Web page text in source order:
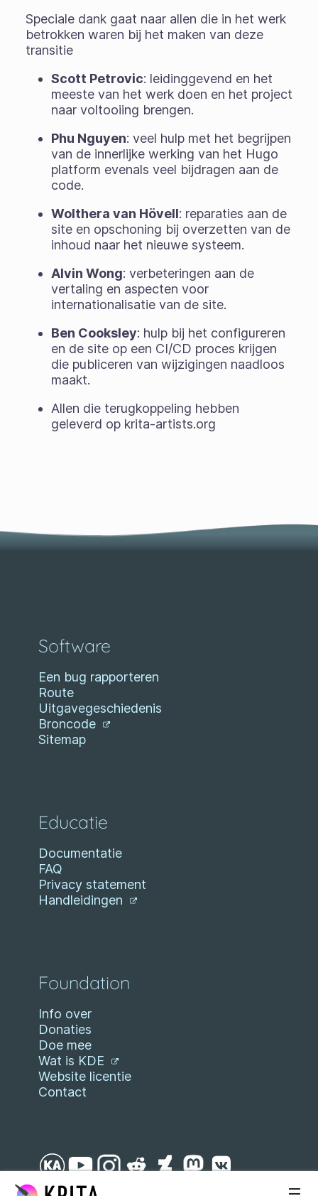
Speciale dank gaat naar allen die in het werk
betrokken waren bij het maken van deze
transitie
Scott Petrovic: leidinggevend en het
meeste van het werk doen en het project
naar voltooiing brengen.
Phu Nguyen: veel hulp met het begrijpen
van de innerlijke werking van het Hugo
platform evenals veel bijdragen aan de
code.
Wolthera van Hövell: reparaties aan de
site en opschoning bij overzetten van de
inhoud naar het nieuwe systeem.
Alvin Wong: verbeteringen aan de
vertaling en aspecten voor
internationalisatie van de site.
Ben Cooksley: hulp bij het configureren
en de site op een CI/CD proces krijgen
die publiceren van wijzigingen naadloos
maakt.
Allen die terugkoppeling hebben
geleverd op krita-artists.org
Software
Een bug rapporteren
Route
Uitgavegeschiedenis
Broncode
Sitemap
Educatie
Documentatie
FAQ
Privacy statement
Handleidingen
Foundation
Info over
Donaties
Doe mee
Wat is KDE
Website licentie
Contact